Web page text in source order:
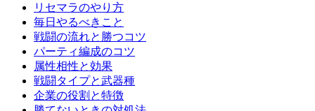
リセマラのやり方
毎日やるべきこと
戦闘の流れと勝つコツ
パーティ編成のコツ
属性相性と効果
戦闘タイプと武器種
企業の役割と特徴